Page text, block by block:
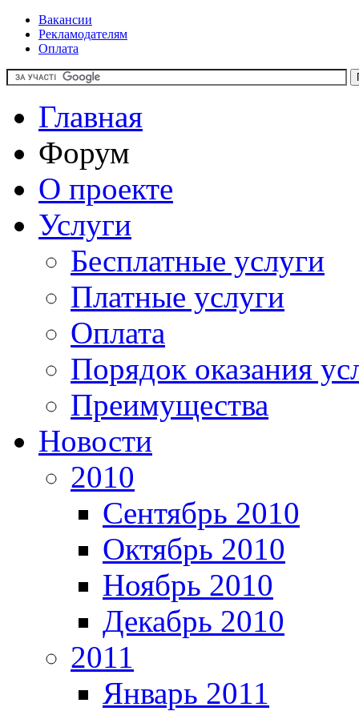
Вакансии
Рекламодателям
Оплата
Главная
Форум
О проекте
Услуги
Бесплатные услуги
Платные услуги
Оплата
Порядок оказания
Преимущества
Новости
2010
Сентябрь 2010
Октябрь 2010
Ноябрь 2010
Декабрь 2010
2011
Январь 2011